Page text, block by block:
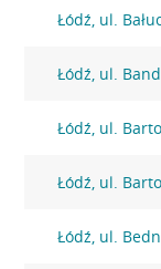
Łódź, ul.
Łódź, ul.
Łódź, ul.
Łódź, ul.
Łódź, ul.